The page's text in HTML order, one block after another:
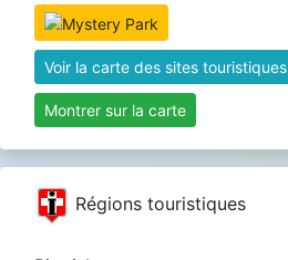
Voir la carte des sites touristiques
Montrer sur la carte
Régions touristiques